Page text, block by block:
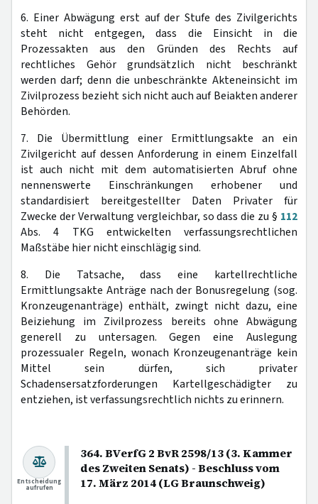
6. Einer Abwägung erst auf der Stufe des Zivilgerichts
steht nicht entgegen, dass die Einsicht in die
Prozessakten aus den Gründen des Rechts auf
rechtliches Gehör grundsätzlich nicht beschränkt
werden darf; denn die unbeschränkte Akteneinsicht im
Zivilprozess bezieht sich nicht auch auf Beiakten anderer
Behörden.
7. Die Übermittlung einer Ermittlungsakte an ein
Zivilgericht auf dessen Anforderung in einem Einzelfall
ist auch nicht mit dem automatisierten Abruf ohne
nennenswerte Einschränkungen erhobener und
standardisiert bereitgestellter Daten Privater für
Zwecke der Verwaltung vergleichbar, so dass die zu § 112
Abs. 4 TKG entwickelten verfassungsrechtlichen
Maßstäbe hier nicht einschlägig sind.
8. Die Tatsache, dass eine kartellrechtliche
Ermittlungsakte Anträge nach der Bonusregelung (sog.
Kronzeugenanträge) enthält, zwingt nicht dazu, eine
Beiziehung im Zivilprozess bereits ohne Abwägung
generell zu untersagen. Gegen eine Auslegung
prozessualer Regeln, wonach Kronzeugenanträge kein
Mittel sein dürfen, sich privater
Schadensersatzforderungen Kartellgeschädigter zu
entziehen, ist verfassungsrechtlich nichts zu erinnern.
364. BVerfG 2 BvR 2598/13 (3. Kammer
des Zweiten Senats) - Beschluss vom
17. März 2014 (LG Braunschweig)
Entscheidung
aufrufen